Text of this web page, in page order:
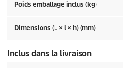
Poids emballage inclus (kg)
Dimensions (L × l × h) (mm)
Inclus dans la livraison